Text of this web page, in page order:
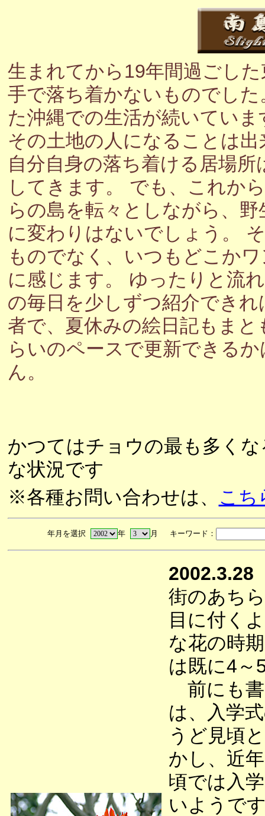
生まれてから19年間過ごし
手で落ち着かないものでし
た沖縄での生活が続いてい
その土地の人になることは
自分自身の落ち着ける居場
してきます。 でも、これか
らの島を転々としながら、
に変わりはないでしょう。
ものでなく、いつもどこか
に感じます。 ゆったりと流
の毎日を少しずつ紹介でき
者で、夏休みの絵日記もま
らいのペースで更新できる
ん。
かつてはチョウの最も多く
な状況です
※各種お問い合わせは、 こち
年月を選択 年 月 キーワード：
2002.3.28
街のあち
目に付く
な花の時
は既に4～
前にも書
は、入学
うど見頃
かし、近
頃では入
いようで